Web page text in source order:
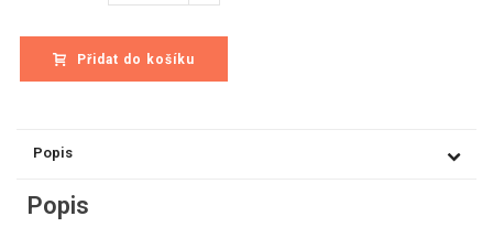
Přidat do košíku
Popis
Popis